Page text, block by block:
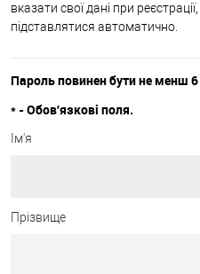
вказати свої дані при
підставлятися автоматично.
Пароль повинен бути не менш
* - Обов'язкові поля.
Ім'я
Прізвище